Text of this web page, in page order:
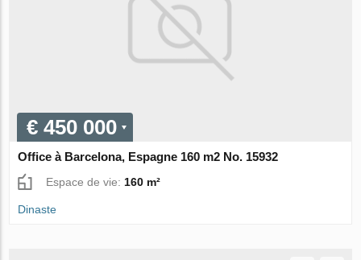
€ 450 000
Office à Barcelona, Espagne 160 m2 No. 15932
Espace de vie: 160 m²
Dinaste